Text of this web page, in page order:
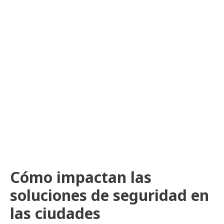
Cómo impactan las
soluciones de seguridad en
las ciudades